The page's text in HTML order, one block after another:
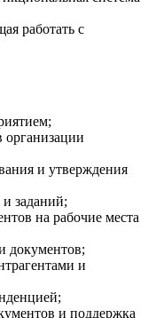
работать с
организации
и утверждения
заданий;
на рабочие места
документов;
и
и поддержка